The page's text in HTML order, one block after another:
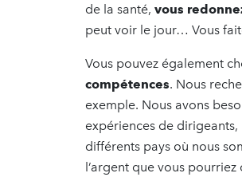
de la santé, vous
peut voir le jour… Vous
Vous pouvez également
compétences. Nous
exemple. Nous avons
expériences de
différents pays où nous
l’argent que vous pourriez